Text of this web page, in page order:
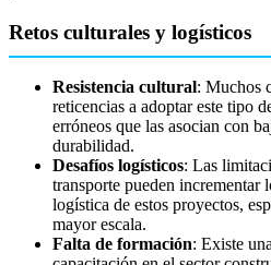
Retos culturales y logísticos
Resistencia cultural: Muchos
reticencias a adoptar este tipo
erróneos que las asocian con
durabilidad.
Desafíos logísticos: Las
transporte pueden incrementar
logística de estos proyectos,
mayor escala.
Falta de formación: Existe